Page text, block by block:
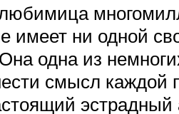
имеет ни одной
одна из
смысл каждой
эстрадный